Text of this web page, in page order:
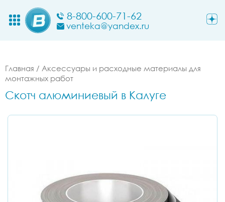
8-800-600-71-62
venteka@yandex.ru
Главная / Аксессуары и расходные материалы для
монтажных работ
Скотч алюминиевый в Калуге